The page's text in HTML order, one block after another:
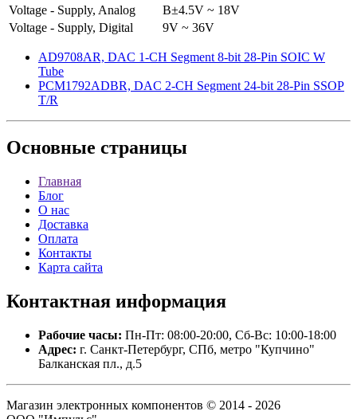
Voltage - Supply, Analog
В±4.5V ~ 18V
Voltage - Supply, Digital
9V ~ 36V
AD9708AR, DAC 1-CH Segment 8-bit 28-Pin SOIC W
Tube
PCM1792ADBR, DAC 2-CH Segment 24-bit 28-Pin SSOP
T/R
Основные страницы
Главная
Блог
О нас
Доставка
Оплата
Контакты
Карта сайта
Контактная информация
Рабочие часы: Пн-Пт: 08:00-20:00, Сб-Вс: 10:00-18:00
Адрес: г. Санкт-Петербург, СПб, метро "Купчино"
Балканская пл., д.5
Магазин электронных компонентов © 2014 - 2026